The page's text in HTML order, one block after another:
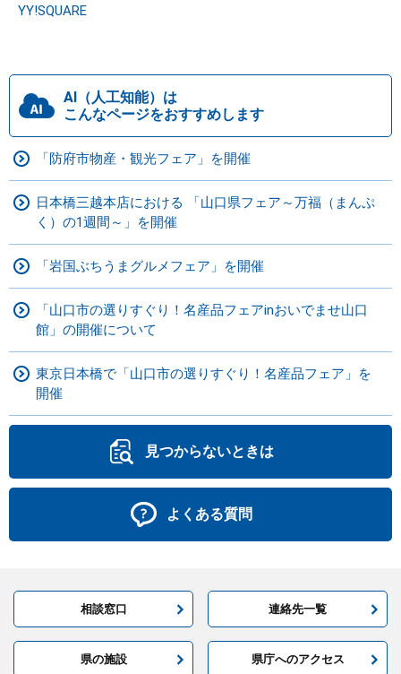
YY!SQUARE
AI（人工知能）は
こんなページをおすすめします
「防府市物産・観光フェア」を開催
日本橋三越本店における 「山口県フェア～万福（まんぷ
く）の1週間～」を開催
「岩国ぶちうまグルメフェア」を開催
「山口市の選りすぐり！名産品フェアinおいでませ山口
館」の開催について
東京日本橋で「山口市の選りすぐり！名産品フェア」を
開催
見つからないときは
よくある質問
相談窓口 連絡先一覧
県の施設 県庁へのアクセス